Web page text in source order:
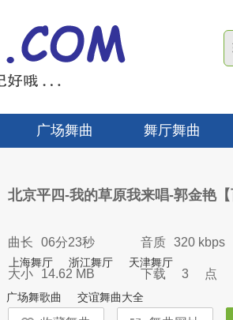
广场舞曲 舞厅舞曲
北京平四-我的草原我来唱-郭金艳【
曲长 06分23秒 音质 320 kbps
大小 14.62 MB 下载 3 点
上海舞厅 浙江舞厅 天津舞厅
广场舞歌曲 交谊舞曲大全